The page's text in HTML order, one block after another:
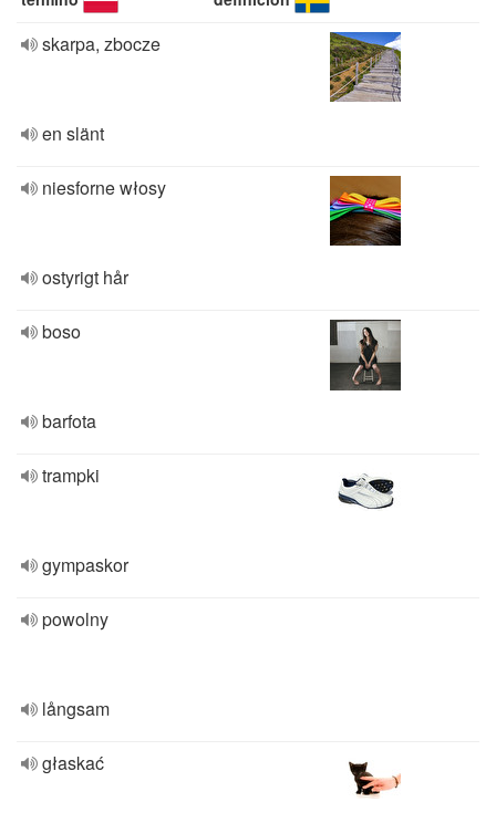
skarpa, zbocze
en slänt
niesforne włosy
ostyrigt hår
boso
barfota
trampki
gympaskor
powolny
långsam
głaskać